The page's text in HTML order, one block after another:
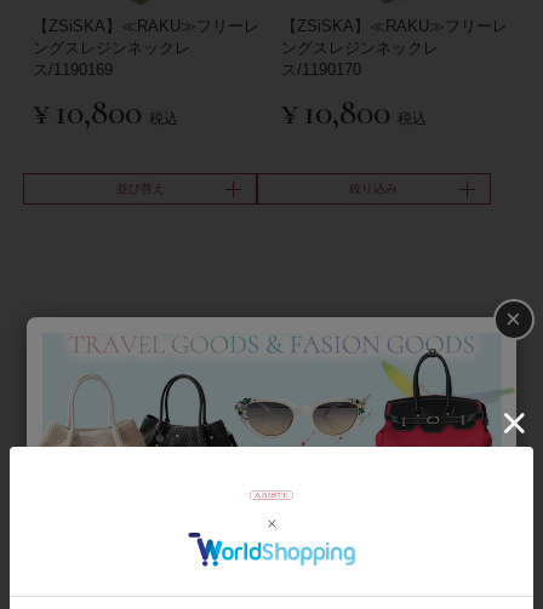
【ZSiSKA】≪RAKU≫フリーレ
ングスレジンネックレ
ス/1190169
¥ 10,800 税込
【ZSiSKA】≪RAKU≫フリーレ
ングスレジンネックレ
ス/1190170
¥ 10,800 税込
並び替え 絞り込み
Category
アイテムカテゴリー
×